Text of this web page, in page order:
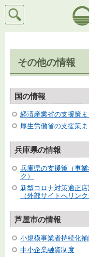
芦屋
検索
その他の情報
国の情報
経済産業省の支援策
厚生労働省の支援策
兵庫県の情報
兵庫県の支援策（事
ク）
新型コロナ対策適正
（外部サイトへリンク
芦屋市の情報
小規模事業者持続化
中小企業融資制度